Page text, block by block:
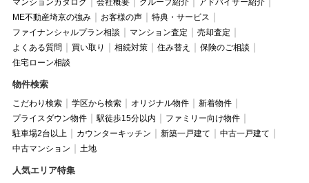
ME不動産埼京の強み
お客様の声
特典・サービス
ファイナンシャルプラン相談
マンション査定
売却査定
よくある質問
買い取り 相続対策 住み替え
保険のご相談
住宅ローン相談
物件検索
こだわり検索 学区から検索 オリジナル物件
新着物件
プライスダウン物件
駅徒歩15分以内
ファミリー向け物件
駐車場2台以上
カウンターキッチン 新築一戸建て
中古一戸建て
中古マンション
土地
人気エリア特集